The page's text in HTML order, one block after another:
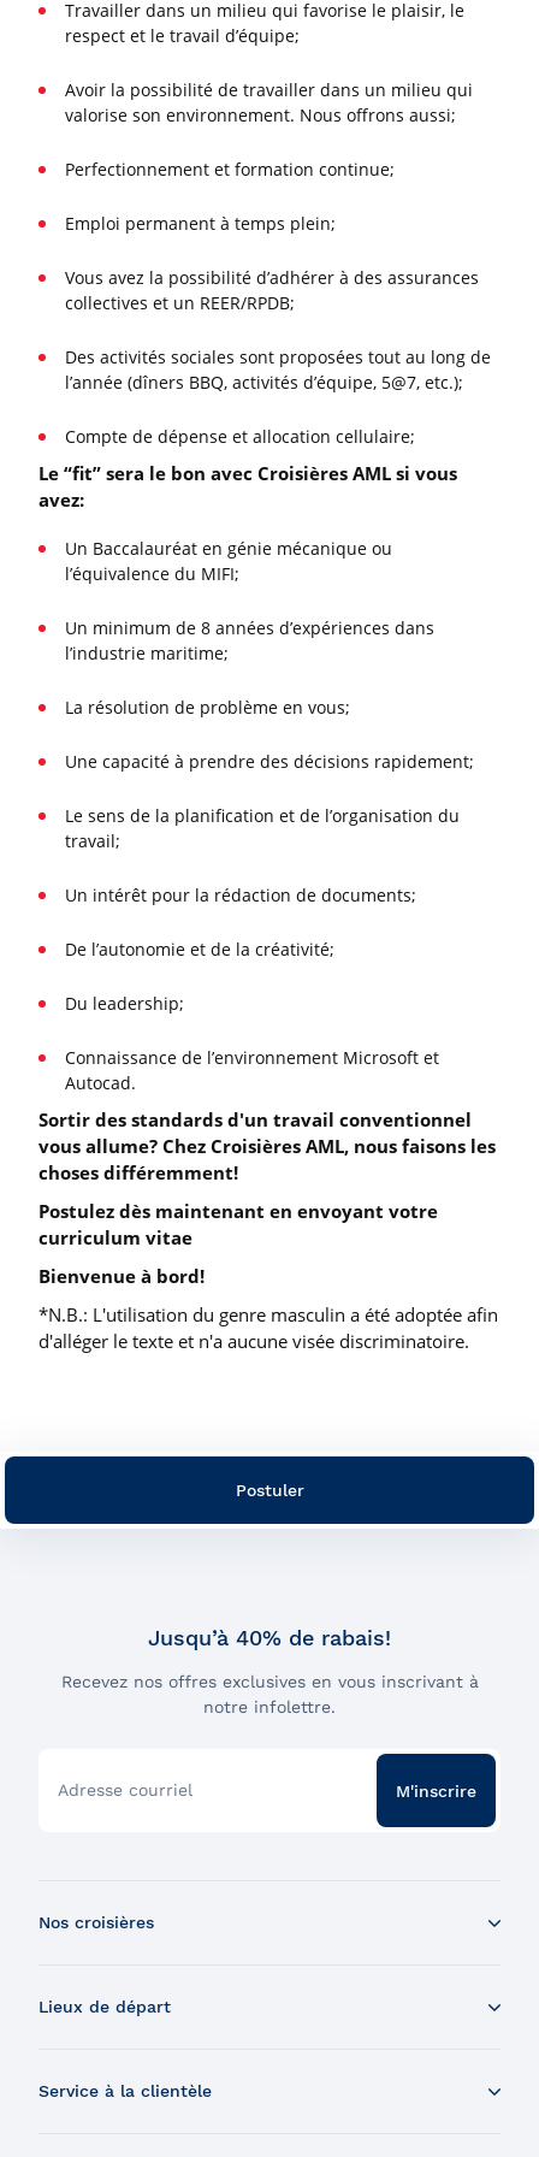
Travailler dans un milieu qui favorise le plaisir, le
respect et le travail d’équipe;
Avoir la possibilité de travailler dans un milieu qui
valorise son environnement. Nous offrons aussi;
Perfectionnement et formation continue;
Emploi permanent à temps plein;
Vous avez la possibilité d’adhérer à des assurances
collectives et un REER/RPDB;
Des activités sociales sont proposées tout au long de
l’année (dîners BBQ, activités d’équipe, 5@7, etc.);
Compte de dépense et allocation cellulaire;
Le “fit” sera le bon avec Croisières AML si vous
avez:
Un Baccalauréat en génie mécanique ou
l’équivalence du MIFI;
Un minimum de 8 années d’expériences dans
l’industrie maritime;
La résolution de problème en vous;
Une capacité à prendre des décisions rapidement;
Le sens de la planification et de l’organisation du
travail;
Un intérêt pour la rédaction de documents;
De l’autonomie et de la créativité;
Du leadership;
Connaissance de l’environnement Microsoft et
Autocad.
Sortir des standards d'un travail conventionnel
vous allume? Chez Croisières AML, nous faisons les
choses différemment!
Postulez dès maintenant en envoyant votre
curriculum vitae
Bienvenue à bord!
*N.B.: L'utilisation du genre masculin a été adoptée afin
d'alléger le texte et n'a aucune visée discriminatoire.
Postuler
Jusqu’à 40% de rabais!
Recevez nos offres exclusives en vous inscrivant à
notre infolettre.
Adresse courriel M'inscrire
Nos croisières
Croisière aux baleines en Zodiac
Lieux de départ
Charlevoix
Service à la clientèle